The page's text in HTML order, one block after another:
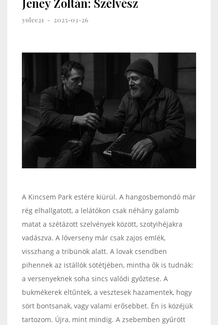
yolee21 - 2025-03-26
A Kincsem Park estére kiürül. A hangosbemondó már
rég elhallgatott, a lelátókon csak néhány galamb
matat a szétázott szelvények között, szotyihéjakra
vadászva. A lóverseny már csak zajos emlék,
visszhang a tribünök alatt. A lovak csendben
pihennek az istállók sötétjében, mintha ők is tudnák:
a versenyeknek soha sincs valódi győztese. A
bukmékerek eltűntek, a vesztesek hazamentek, hogy
sört bontsanak, vagy valami erősebbet. Én is közéjük
tartozom. Újra, mint mindig. A zsebemben gyűrött